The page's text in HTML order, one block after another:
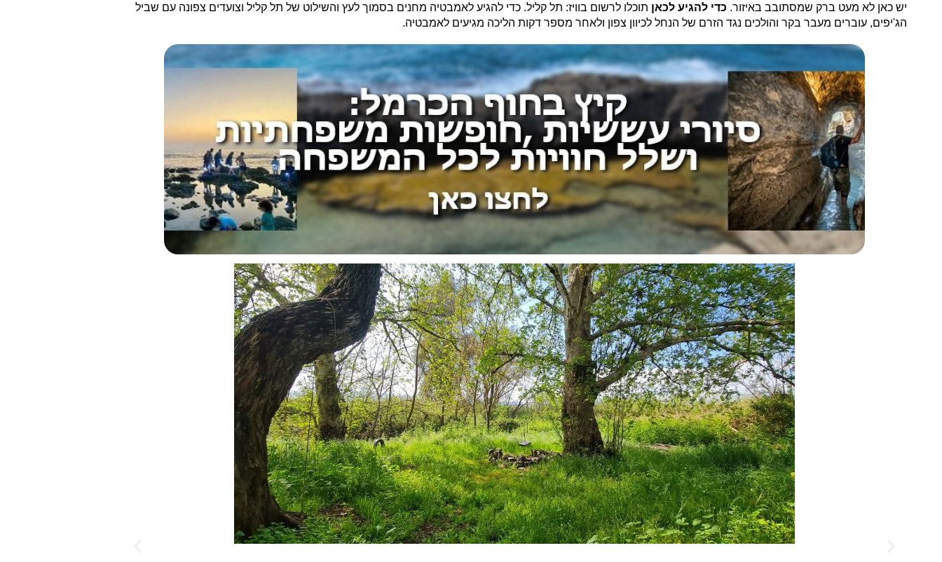
יש כאן לא מעט ברק שמסתובב באיזור. כדי להגיע לכאן תוכלו לרשום בוויז: תל קליל. כדי להגיע לאמבטיה מחנים בסמוך לעץ והשילוט של תל קליל וצועדים צפונה עם שביל
הג'יפים, עוברים מעבר בקר והולכים נגד הזרם של הנחל לכיוון צפון ולאחר מספר דקות הליכה מגיעים לאמבטיה.